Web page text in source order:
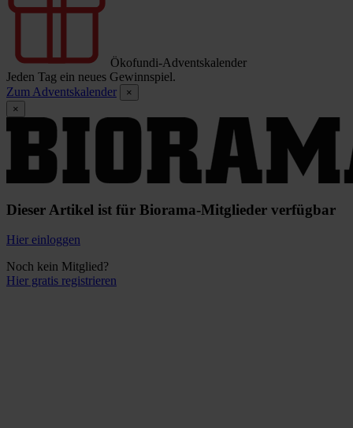
Ökofundi-Adventskalender
Jeden Tag ein neues Gewinnspiel.
Zum Adventskalender
×
×
Dieser Artikel ist für Biorama-Mitglieder verfügbar
Hier einloggen
Noch kein Mitglied?
Hier gratis registrieren